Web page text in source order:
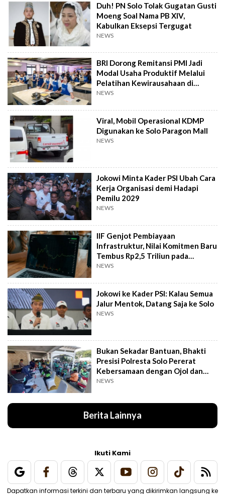
Duh! PN Solo Tolak Gugatan Gusti
Moeng Soal Nama PB XIV,
Kabulkan Eksepsi Tergugat
NEWS
BRI Dorong Remitansi PMI Jadi
Modal Usaha Produktif Melalui
Pelatihan Kewirausahaan di
Taiwan
NEWS
Viral, Mobil Operasional KDMP
Digunakan ke Solo Paragon Mall
NEWS
Jokowi Minta Kader PSI Ubah Cara
Kerja Organisasi demi Hadapi
Pemilu 2029
NEWS
IIF Genjot Pembiayaan
Infrastruktur, Nilai Komitmen Baru
Tembus Rp2,5 Triliun pada
Semester I 2026
NEWS
Jokowi ke Kader PSI: Kalau Semua
Jalur Mentok, Datang Saja ke Solo
NEWS
Bukan Sekadar Bantuan, Bhakti
Presisi Polresta Solo Pererat
Kebersamaan dengan Ojol dan
Supeltas
NEWS
Berita Lainnya
Ikuti Kami
Dapatkan informasi terkini dan terbaru yang dikirimkan langsung ke